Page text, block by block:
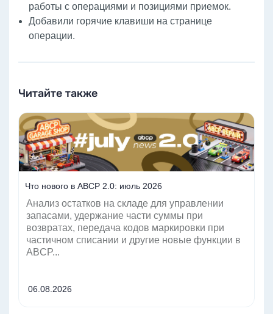
работы с операциями и позициями приемок.
Добавили горячие клавиши на странице
операции.
Читайте также
Что нового в ABCP 2.0: июль 2026
Анализ остатков на складе для управлении
запасами, удержание части суммы при
возвратах, передача кодов маркировки при
частичном списании и другие новые функции в
ABCP...
06.08.2026
Читать